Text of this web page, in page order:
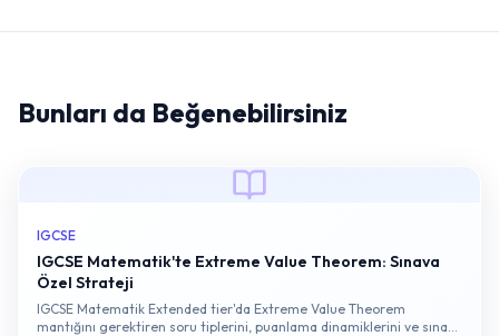
Bunları da Beğenebilirsiniz
IGCSE
IGCSE Matematik'te Extreme Value Theorem: Sınava
Özel Strateji
IGCSE Matematik Extended tier'da Extreme Value Theorem
mantığını gerektiren soru tiplerini, puanlama dinamiklerini ve sınava